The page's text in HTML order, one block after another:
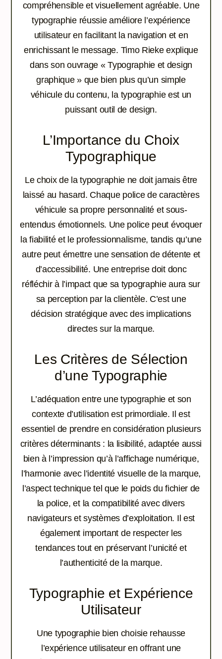
compréhensible et visuellement agréable. Une
typographie réussie améliore l’expérience
utilisateur en facilitant la navigation et en
enrichissant le message. Timo Rieke explique
dans son ouvrage « Typographie et design
graphique » que bien plus qu’un simple
véhicule du contenu, la typographie est un
puissant outil de design.
L’Importance du Choix
Typographique
Le choix de la typographie ne doit jamais être
laissé au hasard. Chaque police de caractères
véhicule sa propre personnalité et sous-
entendus émotionnels. Une police peut évoquer
la fiabilité et le professionnalisme, tandis qu’une
autre peut émettre une sensation de détente et
d’accessibilité. Une entreprise doit donc
réfléchir à l’impact que sa typographie aura sur
sa perception par la clientèle. C’est une
décision stratégique avec des implications
directes sur la marque.
Les Critères de Sélection
d’une Typographie
L’adéquation entre une typographie et son
contexte d’utilisation est primordiale. Il est
essentiel de prendre en considération plusieurs
critères déterminants : la lisibilité, adaptée aussi
bien à l’impression qu’à l’affichage numérique,
l’harmonie avec l’identité visuelle de la marque,
l’aspect technique tel que le poids du fichier de
la police, et la compatibilité avec divers
navigateurs et systèmes d’exploitation. Il est
également important de respecter les
tendances tout en préservant l’unicité et
l’authenticité de la marque.
Typographie et Expérience
Utilisateur
Une typographie bien choisie rehausse
l’expérience utilisateur en offrant une